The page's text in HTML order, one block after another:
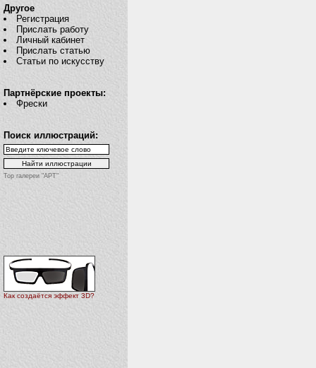
Другое
Регистрация
Прислать работу
Личный кабинет
Прислать статью
Статьи по искусству
Партнёрские проекты:
Фрески
Поиск иллюстраций:
Top галереи "АРТ"
Как создаётся эффект 3D?